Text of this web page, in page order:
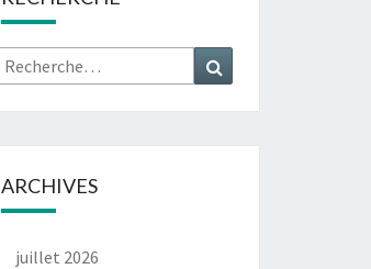
Rechercher :
ARCHIVES
juillet 2026